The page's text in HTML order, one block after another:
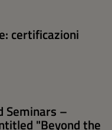
certificazioni
Seminars –
"Beyond the